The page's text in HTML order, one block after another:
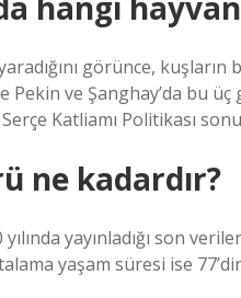
görünce,
Pekin ve Şanghay’da bu
Katliamı Politikası
ne kadardır?
yayınladığı son
yaşam süresi ise